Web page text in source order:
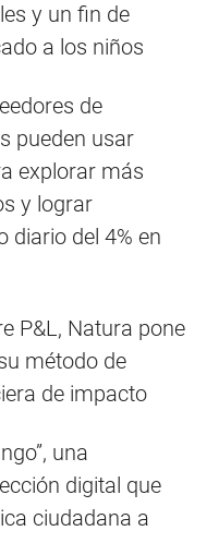
y un fin de
a los niños
de
pueden usar
explorar más
y lograr
diario del 4% en
P&L, Natura pone
método de
de impacto
una
digital que
ciudadana a